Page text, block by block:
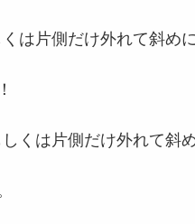
は片側だけ外れて斜め
くは片側だけ外れて斜